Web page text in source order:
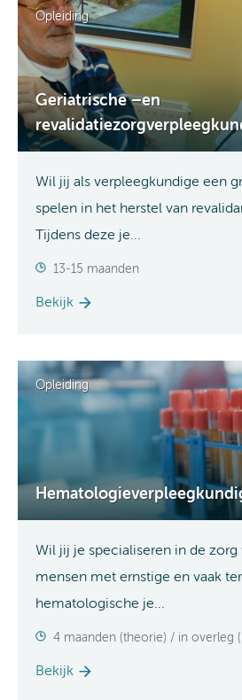
Opleiding
Geriatrische –en
Wil jij als verpleegkundige een
spelen in het herstel van
Tijdens deze je...
13-15 maanden
Bekijk
Opleiding
Wil jij je specialiseren in de zorg
mensen met ernstige en vaak
hematologische je...
4 maanden (theorie) / in overleg
Bekijk